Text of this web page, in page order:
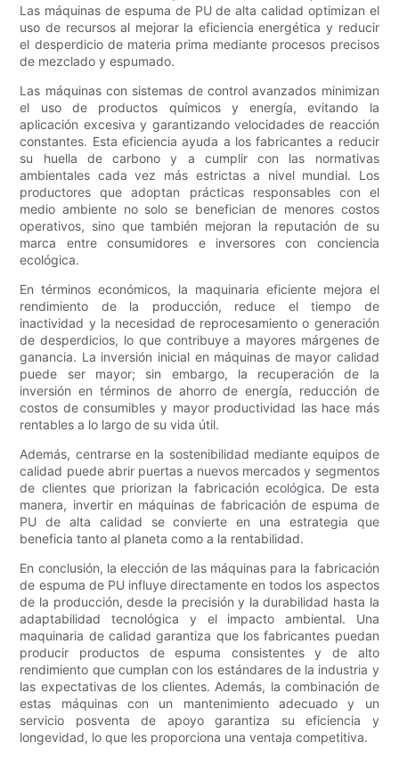
Las máquinas de espuma de PU de alta calidad optimizan el
uso de recursos al mejorar la eficiencia energética y reducir
el desperdicio de materia prima mediante procesos precisos
de mezclado y espumado.
Las máquinas con sistemas de control avanzados minimizan
el uso de productos químicos y energía, evitando la
aplicación excesiva y garantizando velocidades de reacción
constantes. Esta eficiencia ayuda a los fabricantes a reducir
su huella de carbono y a cumplir con las normativas
ambientales cada vez más estrictas a nivel mundial. Los
productores que adoptan prácticas responsables con el
medio ambiente no solo se benefician de menores costos
operativos, sino que también mejoran la reputación de su
marca entre consumidores e inversores con conciencia
ecológica.
En términos económicos, la maquinaria eficiente mejora el
rendimiento de la producción, reduce el tiempo de
inactividad y la necesidad de reprocesamiento o generación
de desperdicios, lo que contribuye a mayores márgenes de
ganancia. La inversión inicial en máquinas de mayor calidad
puede ser mayor; sin embargo, la recuperación de la
inversión en términos de ahorro de energía, reducción de
costos de consumibles y mayor productividad las hace más
rentables a lo largo de su vida útil.
Además, centrarse en la sostenibilidad mediante equipos de
calidad puede abrir puertas a nuevos mercados y segmentos
de clientes que priorizan la fabricación ecológica. De esta
manera, invertir en máquinas de fabricación de espuma de
PU de alta calidad se convierte en una estrategia que
beneficia tanto al planeta como a la rentabilidad.
En conclusión, la elección de las máquinas para la fabricación
de espuma de PU influye directamente en todos los aspectos
de la producción, desde la precisión y la durabilidad hasta la
adaptabilidad tecnológica y el impacto ambiental. Una
maquinaria de calidad garantiza que los fabricantes puedan
producir productos de espuma consistentes y de alto
rendimiento que cumplan con los estándares de la industria y
las expectativas de los clientes. Además, la combinación de
estas máquinas con un mantenimiento adecuado y un
servicio posventa de apoyo garantiza su eficiencia y
longevidad, lo que les proporciona una ventaja competitiva.